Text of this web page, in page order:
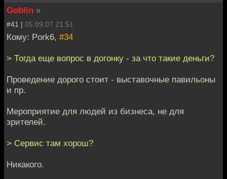
Goblin »
#41 | 05.09.07 21:51
Кому: Pork6, #34
> Тогда еще вопрос в догонку - за что такие деньги?
Проведение дорого стоит - выставочные павильоны
и пр.
Мероприятие для людей из бизнеса, не для
зрителей.
> Сервис там хорош?
Никакого.